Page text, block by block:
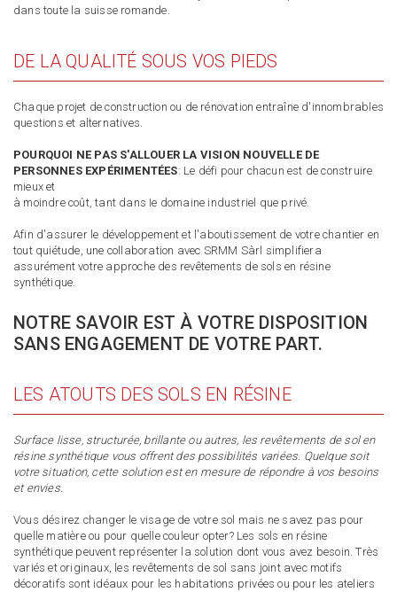
dans toute la suisse romande.
DE LA QUALITÉ SOUS VOS PIEDS
Chaque projet de construction ou de rénovation entraîne d'innombrables
questions et alternatives.
POURQUOI NE PAS S'ALLOUER LA VISION NOUVELLE DE
PERSONNES EXPÉRIMENTÉES: Le défi pour chacun est de construire
mieux et
à moindre coût, tant dans Ie domaine industriel que privé.
Afin d'assurer le développement et l'aboutissement de votre chantier en
tout quiétude, une collaboration avec SRMM Sàrl simplifiera
assurément votre approche des revêtements de sols en résine
synthétique.
NOTRE SAVOIR EST À VOTRE DISPOSITION
SANS ENGAGEMENT DE VOTRE PART.
LES ATOUTS DES SOLS EN RÉSINE
Surface lisse, structurée, brillante ou autres, les revêtements de sol en
résine synthétique vous offrent des possibilités variées. Quelque soit
votre situation, cette solution est en mesure de répondre à vos besoins
et envies.
Vous désirez changer le visage de votre sol mais ne savez pas pour
quelle matière ou pour quelle couleur opter? Les sols en résine
synthétique peuvent représenter la solution dont vous avez besoin. Très
variés et originaux, les revêtements de sol sans joint avec motifs
décoratifs sont idéaux pour les habitations privées ou pour les ateliers